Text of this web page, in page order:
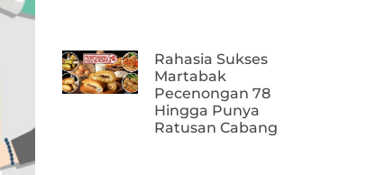
Rahasia Sukses
Martabak
Pecenongan 78
Hingga Punya
Ratusan Cabang